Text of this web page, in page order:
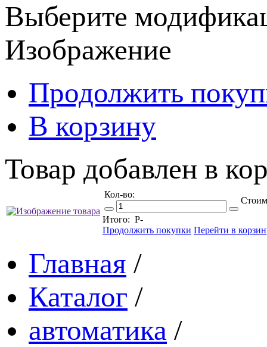
Выберите
Изображение
Продолжить
В корзину
Товар добавлен в
Кол-во:
Итого: Р-
Продолжить покупки Перейти в
Главная /
Каталог /
автоматика /